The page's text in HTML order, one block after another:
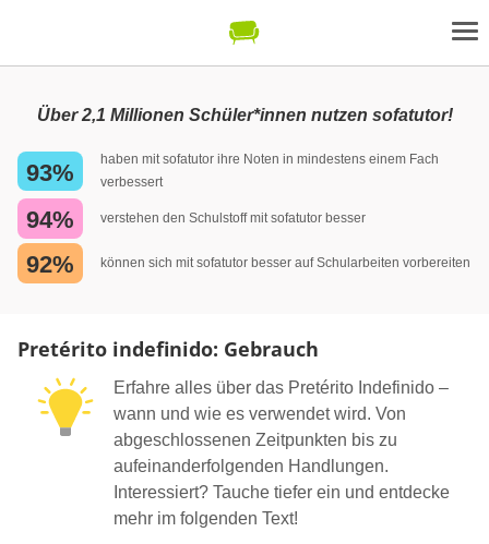
Über 2,1 Millionen Schüler*innen nutzen sofatutor!
93%
haben mit sofatutor ihre Noten in mindestens einem Fach
verbessert
94% verstehen den Schulstoff mit sofatutor besser
92% können sich mit sofatutor besser auf Schularbeiten vorbereiten
Pretérito indefinido: Gebrauch
Erfahre alles über das Pretérito Indefinido –
wann und wie es verwendet wird. Von
abgeschlossenen Zeitpunkten bis zu
aufeinanderfolgenden Handlungen.
Interessiert? Tauche tiefer ein und entdecke
mehr im folgenden Text!